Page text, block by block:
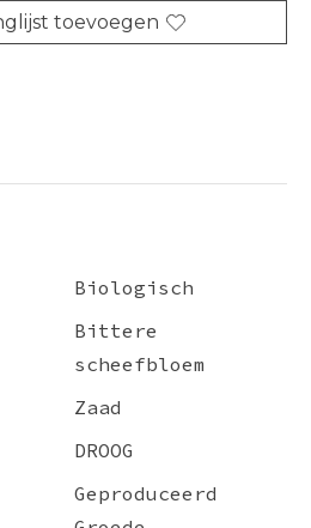
toevoegen
Biologisch
Bittere
scheefbloem
Zaad
DROOG
Geproduceerd